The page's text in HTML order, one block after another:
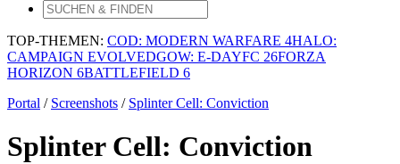
TOP-THEMEN: COD: MODERN WARFARE 4HALO:
CAMPAIGN EVOLVEDGOW: E-DAYFC 26FORZA
HORIZON 6BATTLEFIELD 6
Portal / Screenshots / Splinter Cell: Conviction
Splinter Cell: Conviction